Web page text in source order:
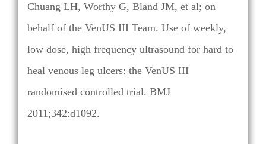
Chuang LH, Worthy G, Bland JM, et al; on
behalf of the VenUS III Team. Use of weekly,
low dose, high frequency ultrasound for hard to
heal venous leg ulcers: the VenUS III
randomised controlled trial. BMJ
2011;342:d1092.